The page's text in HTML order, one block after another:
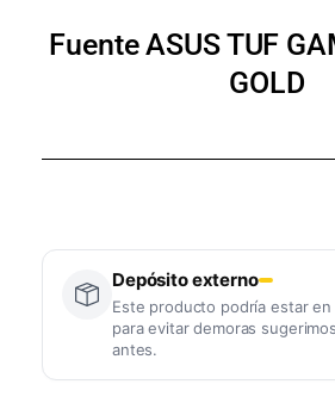
Fuente ASUS TUF
GOLD
Depósito externo
Este producto podría estar
para evitar demoras
antes.